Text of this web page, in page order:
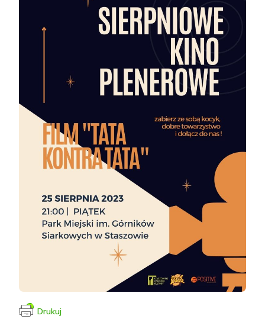
Drukuj